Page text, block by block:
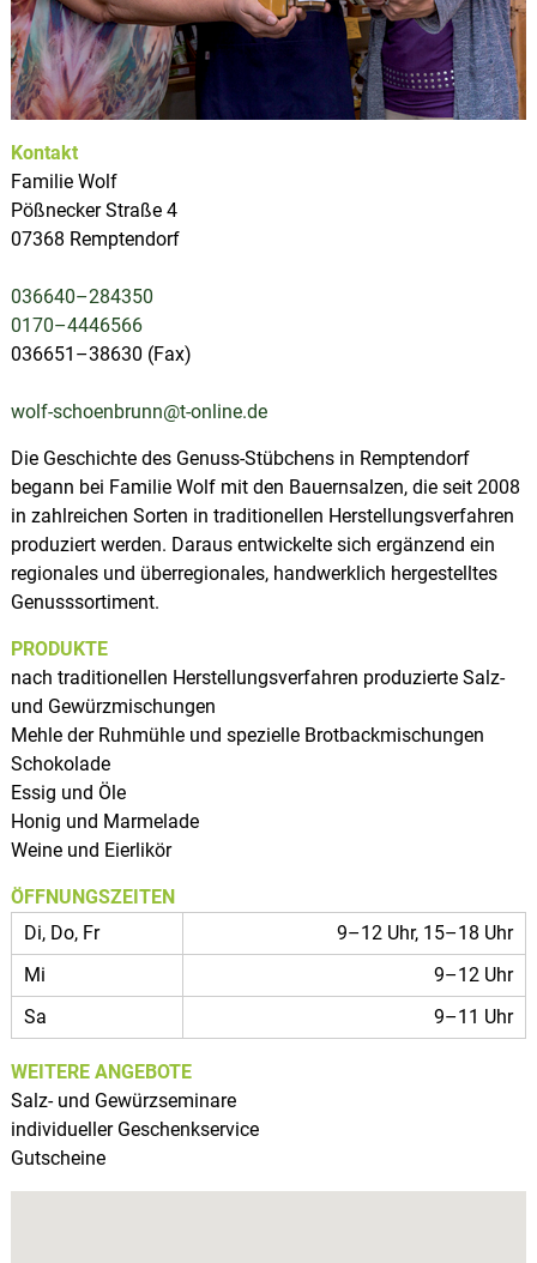
p
l
a
t
s
d
e
r
S
a
l
-
O
a
-
R
i
n
Kontakt
Familie Wolf
Pößnecker Straße 4
07368 Remptendorf
036640–284350
0170–4446566
036651–38630 (Fax)
wolf-schoenbrunn@t-online.de
Die Geschichte des Genuss-Stübchens in Remptendorf
begann bei Familie Wolf mit den Bauernsalzen, die seit 2008
in zahlreichen Sorten in traditionellen Herstellungsverfahren
produziert werden. Daraus entwickelte sich ergänzend ein
regionales und überregionales, handwerklich hergestelltes
Genusssortiment.
PRODUKTE
nach traditionellen Herstellungsverfahren produzierte Salz-
und Gewürzmischungen
Mehle der Ruhmühle und spezielle Brotbackmischungen
Schokolade
Essig und Öle
Honig und Marmelade
Weine und Eierlikör
ÖFFNUNGSZEITEN
Di, Do, Fr
9–12 Uhr, 15–18 Uhr
Mi
9–12 Uhr
Sa
9–11 Uhr
WEITERE ANGEBOTE
Salz- und Gewürzseminare
individueller Geschenkservice
Gutscheine